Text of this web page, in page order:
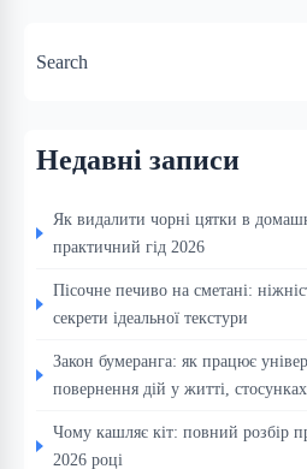
Search
Недавні записи
Як видалити чорні цятки в
практичний гід 2026
Пісочне печиво на сметані:
секрети ідеальної текстури
Закон бумеранга: як працює
повернення дій у житті, стосунках
Чому кашляє кіт: повний розбір
2026 році